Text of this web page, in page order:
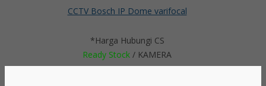
CCTV Bosch IP Dome varifocal
*Harga Hubungi CS
Ready Stock / KAMERA